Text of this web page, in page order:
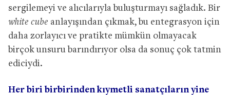
sergilemeyi ve alıcılarıyla buluşturmayı sağladık. Bir
white cube anlayışından çıkmak, bu entegrasyon için
daha zorlayıcı ve pratikte mümkün olmayacak
birçok unsuru barındırıyor olsa da sonuç çok tatmin
ediciydi.
Her biri birbirinden kıymetli sanatçıların yine